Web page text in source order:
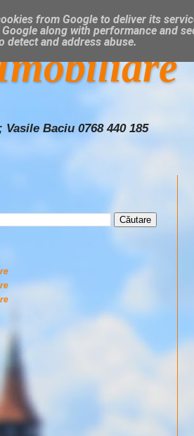
Baciu 0768 440 185
from Google to deliver its
along with performance and
detect and address abuse.